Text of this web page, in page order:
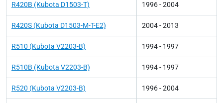
R420B (Kubota D1503-T) 1996 - 2004
R420S (Kubota D1503-M-T-E2) 2004 - 2013
R510 (Kubota V2203-B) 1994 - 1997
R510B (Kubota V2203-B) 1994 - 1997
R520 (Kubota V2203-B) 1996 - 2004